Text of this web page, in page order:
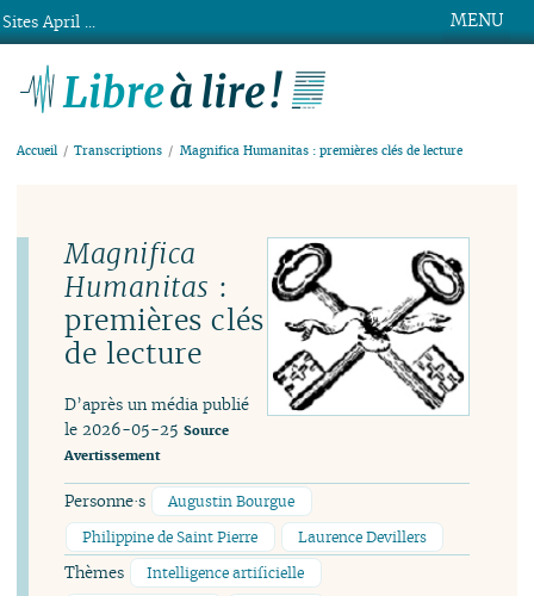
MENU
Accueil Transcriptions Magnifica Humanitas : premières clés de lecture
Magnifica
Humanitas :
premières clés
de lecture
D’après un média publié
le 2026-05-25 Source
Avertissement
Personne·s
Augustin Bourgue
Philippine de Saint Pierre
Laurence Devillers
Thèmes
Intelligence artificielle
Sites April ...